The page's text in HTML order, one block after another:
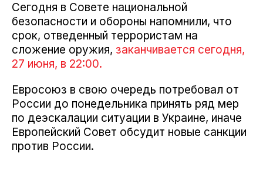
Сегодня в Совете национальной
безопасности и обороны напомнили, что
срок, отведенный террористам на
сложение оружия, заканчивается сегодня,
27 июня, в 22:00.
Евросоюз в свою очередь потребовал от
России до понедельника принять ряд мер
по деэскалации ситуации в Украине, иначе
Европейский Совет обсудит новые санкции
против России.